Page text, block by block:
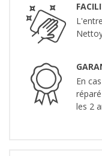
En
les 2